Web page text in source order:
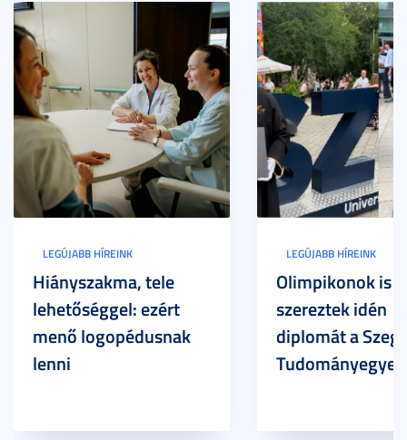
LEGÚJABB HÍREINK
Hiányszakma, tele
lehetőséggel: ezért
menő logopédusnak
lenni
LEGÚJABB HÍREINK
Olimpikonok is
szereztek idén
diplomát a